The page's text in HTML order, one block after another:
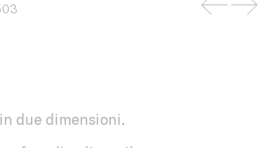
due dimensioni.